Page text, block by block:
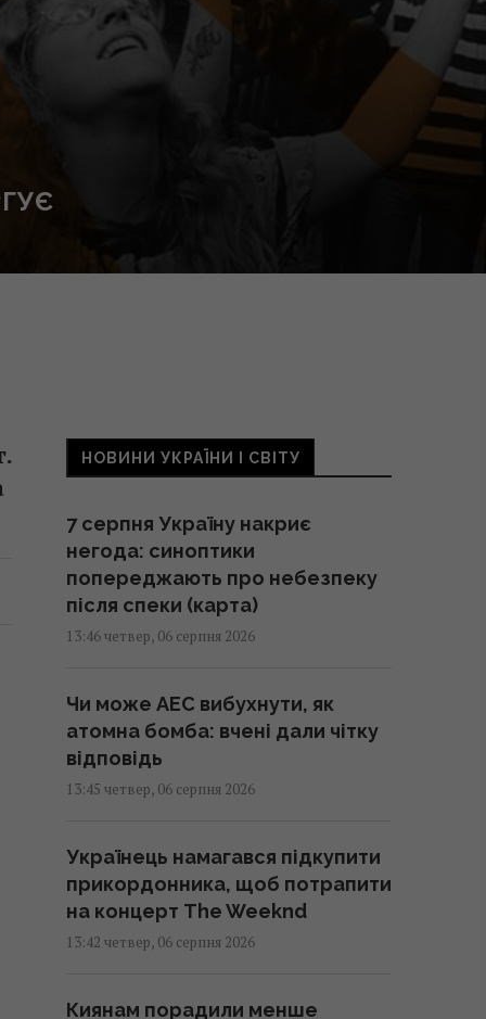
НОВИНИ УКРАЇНИ І СВІТУ
7 серпня Україну накриє
негода: синоптики
попереджають про небезпеку
після спеки (карта)
13:46 четвер, 06 серпня 2026
Чи може АЕС вибухнути, як
атомна бомба: вчені дали чітку
відповідь
13:45 четвер, 06 серпня 2026
Українець намагався підкупити
прикордонника, щоб потрапити
на концерт The Weeknd
13:42 четвер, 06 серпня 2026
Киянам порадили менше